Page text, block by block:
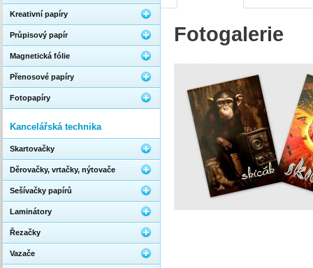
Fotogalerie
Kreativní papíry
Průpisový papír
Magnetická fólie
Přenosové papíry
Fotopapíry
Kancelářská technika
Skartovačky
Děrovačky, vrtačky, nýtovače
Sešívačky papírů
Laminátory
Řezačky
Vazače